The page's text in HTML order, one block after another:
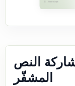
النص
المشفّر